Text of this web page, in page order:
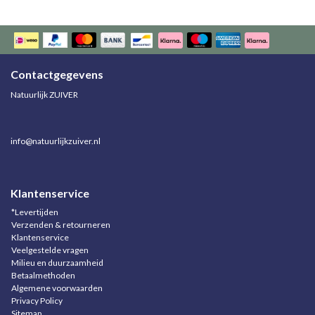
Contactgegevens
Natuurlijk ZUIVER
info@natuurlijkzuiver.nl
Klantenservice
*Levertijden
Verzenden & retourneren
Klantenservice
Veelgestelde vragen
Milieu en duurzaamheid
Betaalmethoden
Algemene voorwaarden
Privacy Policy